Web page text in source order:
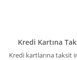
Kredi Kartına
Kredi kartlarına taksit